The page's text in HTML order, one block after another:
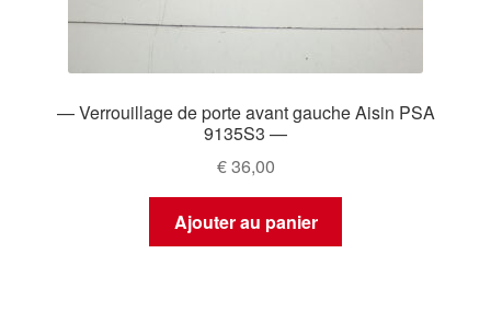
— Verrouillage de porte avant gauche Aisin PSA
9135S3 —
€36,00
Ajouter au panier